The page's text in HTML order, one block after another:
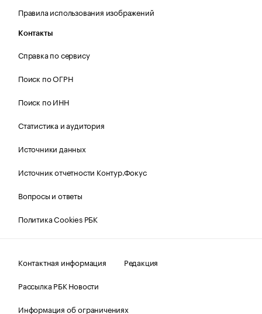
Правила использования изображений
Контакты
Справка по сервису
Поиск по ОГРН
Поиск по ИНН
Статистика и аудитория
Источники данных
Источник отчетности Контур.Фокус
Вопросы и ответы
Политика Cookies РБК
Контактная информация
Редакция
Рассылка РБК Новости
Информация об ограничениях